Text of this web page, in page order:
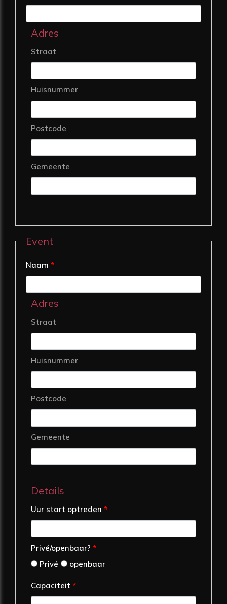
Adres
Straat
Huisnummer
Postcode
Gemeente
Event
Naam *
Adres
Straat
Huisnummer
Postcode
Gemeente
Details
Uur start optreden *
Privé/openbaar? *
Privé
openbaar
Capaciteit *